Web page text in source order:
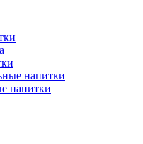
напитки
напитки